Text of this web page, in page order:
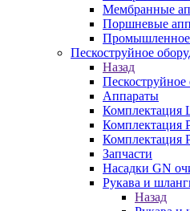
Мембранные
Поршневые
Промышленное
Пескоструйное
Назад
Пескоструйное
Аппараты
Комплектация
Комплектация
Комплектация
Запчасти
Насадки GN
Рукава и
Назад